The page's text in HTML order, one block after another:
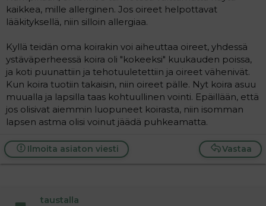
helpommin sitten koira allargiallekkin? Auttakaa nyt
viisaamat äidit minuu näitten asioitten suhteen :attn:
kaikkea, mille allerginen. Jos oireet helpottavat
lääkityksellä, niin silloin allergiaa.
Kyllä teidän oma koirakin voi aiheuttaa oireet, yhdessä
ystäväperheessä koira oli "kokeeksi" kuukauden poissa,
ja koti puunattiin ja tehotuuletettiin ja oireet vähenivät.
Kun koira tuotiin takaisin, niin oireet pälle. Nyt koira asuu
muualla ja lapsilla taas kohtuullinen vointi. Epäillään, että
jos olisivat aiemmin luopuneet koirasta, niin isomman
lapsen astma olisi voinut jäädä puhkeamatta.
Vastaa
Ilmoita asiaton viesti
taustalla